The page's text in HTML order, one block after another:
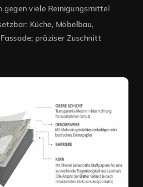
gegen viele Reinigungsmittel
Küche, Möbelbau,
präziser Zuschnitt